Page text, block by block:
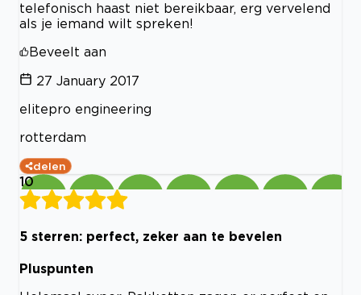
telefonisch haast niet bereikbaar, erg vervelend
als je iemand wilt spreken!
Beveelt aan
27 January 2017
elitepro engineering
rotterdam
delen
10
5 sterren: perfect, zeker aan te bevelen
Pluspunten